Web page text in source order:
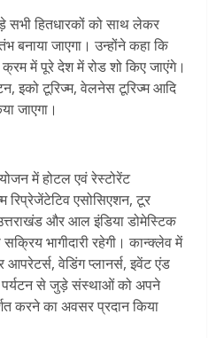
हितधारकों को साथ लेकर
बनाया जाएगा। उन्होंने कहा कि
क्रम में पूरे देश में रोड शो किए जाएंगे।
इको टूरिज्म, वेलनेस टूरिज्म आदि
जाएगा।
में होटल एवं रेस्टोरेंट
रिप्रेजेंटेटिव एसोसिएशन, टूर
और आल इंडिया डोमेस्टिक
भागीदारी रहेगी। कान्क्लेव में
वेडिंग प्लानर्स, इवेंट एंड
पर्यटन से जुड़े संस्थाओं को अपने
करने का अवसर प्रदान किया